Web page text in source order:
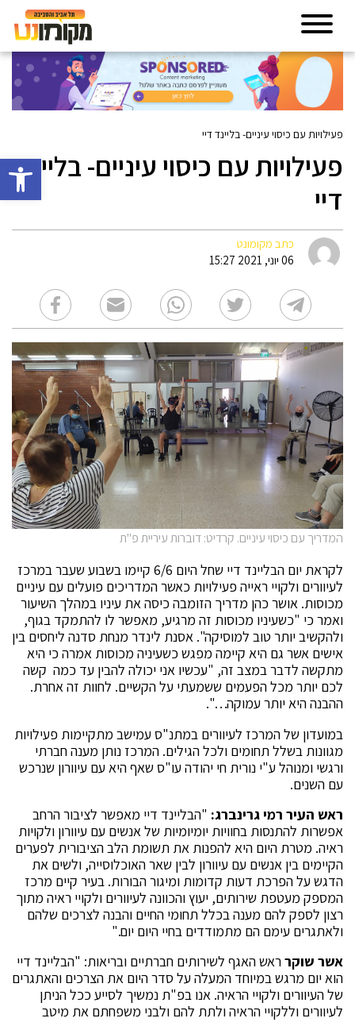
פתח
פעילויות עם כיסוי עיניים- בליינד דיי
פעילויות עם כיסוי עיניים- בליינד
דיי
כתב מקומונט
06 יוני, 2021 15:27
המדריך עם כיסוי עיניים. קרדיט: דוברות עיריית פ"ת
לקראת יום הבליינד דיי שחל היום 6/6 קיימו בשבוע שעבר במרכז
לעיוורים ולקויי ראייה פעילויות כאשר המדריכים פועלים עם עיניים
מכוסות. אושר כהן מדריך הזומבה כיסה את עיניו במהלך השיעור
ואמר כי "כשעיניו מכוסות זה מרגיע, מאפשר לו להתמקד בגוף,
ולהקשיב יותר טוב למוסיקה". אסנת לינדר מנחת סדנה ליחסים בין
אישים אשר גם היא קיימה מפגש כשעיניה מכוסות אמרה כי היא
מתקשה לדבר במצב זה, "עכשיו אני יכולה להבין עד כמה קשה
לכם יותר מכל הפעמים ששמעתי על הקשיים. לחוות זה אחרת.
ההבנה היא יותר עמוקה…".
במועדון של המרכז לעיוורים במתנ"ס עמישב מתקיימות פעילויות
מגוונות בשלל תחומים ולכל הגילים. המרכז נותן מענה חברתי
ורגשי ומנוהל ע"י נורית חי יהודה עו"ס שאף היא עם עיוורון שנרכש
עם השנים.
ראש העיר רמי גרינברג: "הבליינד דיי מאפשר לציבור הרחב
אפשרות להתנסות בחוויות יומיומיות של אנשים עם עיוורון ולקויות
ראיה. מטרת היום היא להפנות את תשומת הלב הציבורית לפערים
הקיימים בין אנשים עם עיוורון לבין שאר האוכלוסייה, ולשים את
הדגש על הפרכת דעות קדומות ומיגור הבורות. בעיר קיים מרכז
המספק מעטפת שירותים, יעוץ והכוונה לעיוורים ולקויי ראיה מתוך
רצון לספק להם מענה בכלל תחומי החיים והבנה לצרכים שלהם
ולאתגרים עימם הם מתמודדים בחיי היום יום."
אשר שוקרראש האגף לשירותים חברתיים ובריאות: "הבליינד דיי
הוא יום מרגש במיוחד המעלה על סדר היום את הצרכים והאתגרים
של העיוורים ולקויי הראיה. אנו בפ"ת נמשיך לסייע ככל הניתן
לעיוורים וללקויי הראיה ולתת להם ולבני משפחתם את מיטב